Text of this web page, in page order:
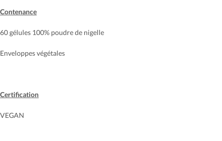
Contenance
60 gélules 100% poudre de nigelle
Enveloppes végétales
Certification
VEGAN